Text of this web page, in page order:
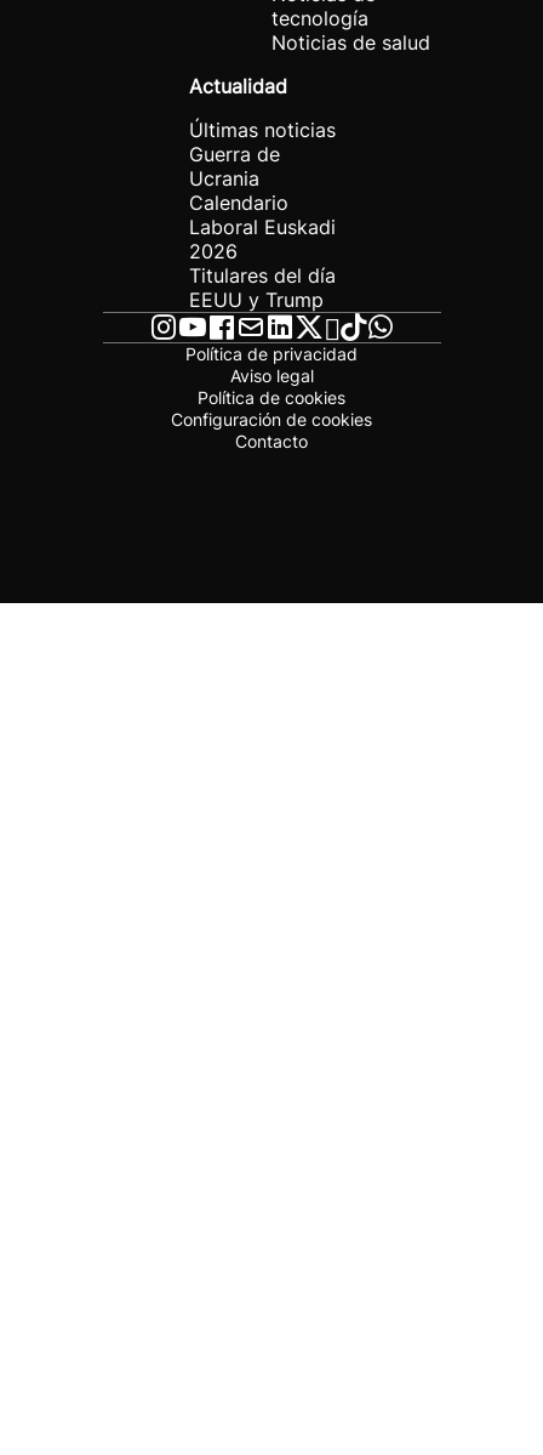
tecnología
Noticias de salud
Actualidad
Últimas noticias
Guerra de
Ucrania
Calendario
Laboral Euskadi
2026
Titulares del día
EEUU y Trump
Política de privacidad
Aviso legal
Política de cookies
Configuración de cookies
Contacto